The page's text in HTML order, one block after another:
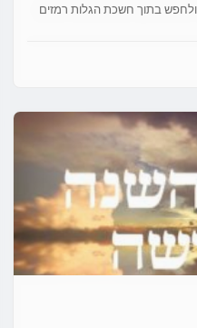
בתוך חשכת הגלות רמזים